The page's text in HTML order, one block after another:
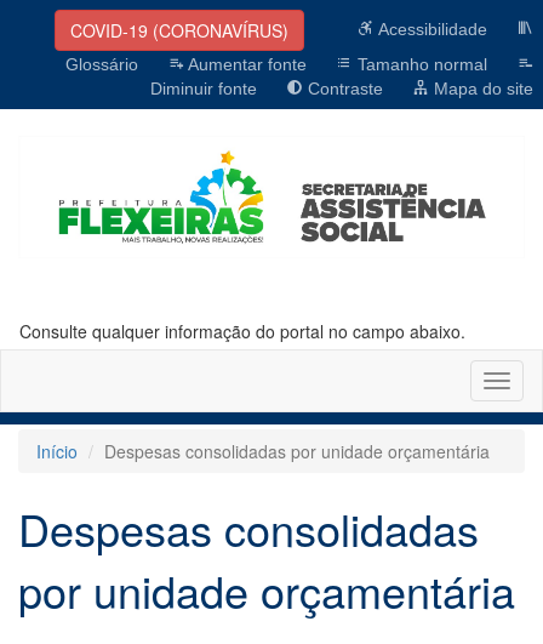
COVID-19 (CORONAVÍRUS)
Acessibilidade
Glossário
Aumentar fonte
Tamanho normal
Diminuir fonte
Contraste Mapa do site
Consulte qualquer informação do portal no campo abaixo.
Início
Despesas consolidadas por unidade orçamentária
Despesas consolidadas
por unidade orçamentária